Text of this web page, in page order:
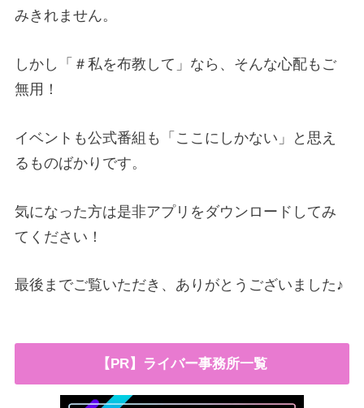
みきれません。
しかし「＃私を布教して」なら、そんな心配もご
無用！
イベントも公式番組も「ここにしかない」と思え
るものばかりです。
気になった方は是非アプリをダウンロードしてみ
てください！
最後までご覧いただき、ありがとうございました♪
【PR】ライバー事務所一覧